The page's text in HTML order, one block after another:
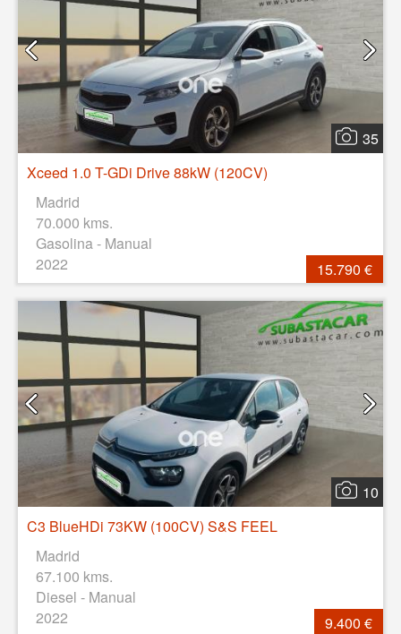
35
Xceed 1.0 T-GDi Drive 88kW (120CV)
Madrid
70.000 kms.
Gasolina - Manual
2022
15.790 €
10
C3 BlueHDi 73KW (100CV) S&S FEEL
Madrid
67.100 kms.
Diesel - Manual
2022
9.400 €